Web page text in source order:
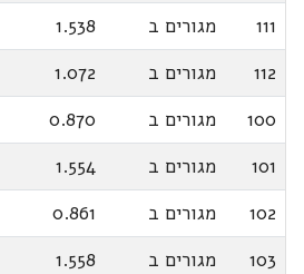
111 מגורים ב 1.538
112
מגורים ב 1.072
100
מגורים ב 0.870
101
מגורים ב 1.554
102
מגורים ב 0.861
103
מגורים ב 1.558